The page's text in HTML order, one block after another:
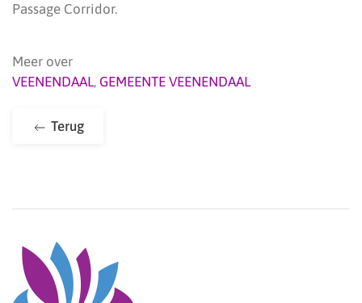
Passage Corridor.
Meer over
VEENENDAAL, GEMEENTE VEENENDAAL
Terug